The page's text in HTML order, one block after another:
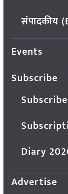
संपादकीय
Events
Subscribe
Diary
Advertise